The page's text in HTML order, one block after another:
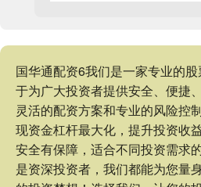
国华通配资6我们是一家专业的
于为广大投资者提供安全、便捷
灵活的配资方案和专业的风险控
现资金杠杆最大化，提升投资收
安全有保障，适合不同投资需求
是资深投资者，我们都能为您量